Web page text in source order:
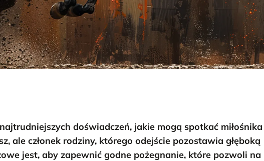
doświadczeń, jakie mogą spotkać miłośnika
ale członek rodziny, którego odejście pozostawia głęboką
jest, aby zapewnić godne pożegnanie, które pozwoli na